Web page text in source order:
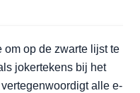
op de zwarte lijst te
jokertekens bij het
alle e-